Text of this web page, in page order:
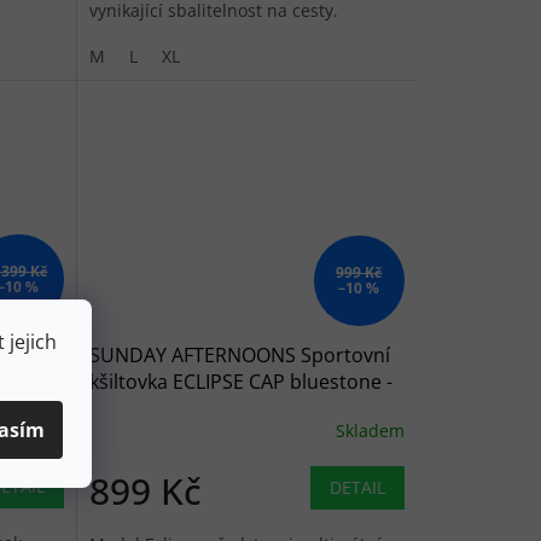
jejich
vynikající sbalitelnost na cesty.
M
L XL
Kč
%
-
999 Kč
–10 %
SUNDAY AFTERNOONS Sportovní
kšiltovka ECLIPSE CAP bluestone -
Skladem
899 Kč DETAIL